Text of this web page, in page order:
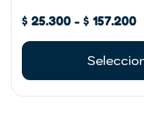
$ 25.300 - $ 157.200$
opciones
pueden
en
la